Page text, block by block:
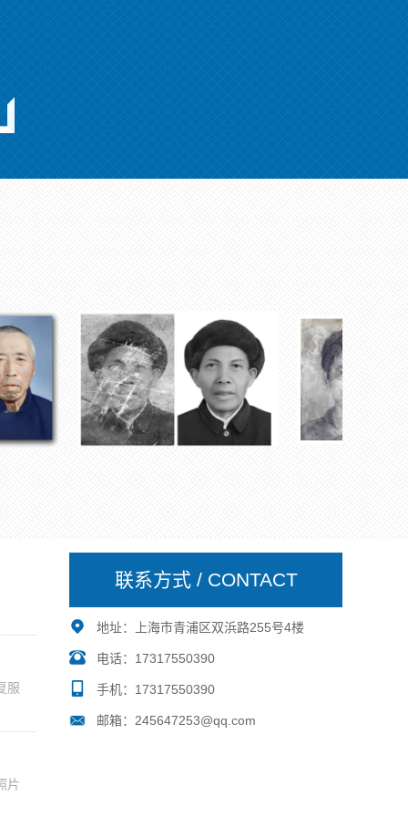
服
片
联系方式 / CONTACT
地址：上海市青浦区双浜路255号4楼
电话：17317550390
手机：17317550390
邮箱：245647253@qq.com